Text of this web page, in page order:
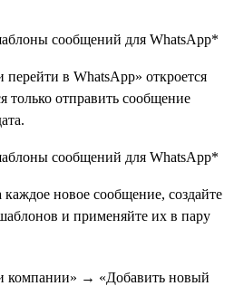
в WhatsApp» откроется
только отправить сообщение
новое сообщение, создайте
и применяйте их в пару
компании» → «Добавить новый